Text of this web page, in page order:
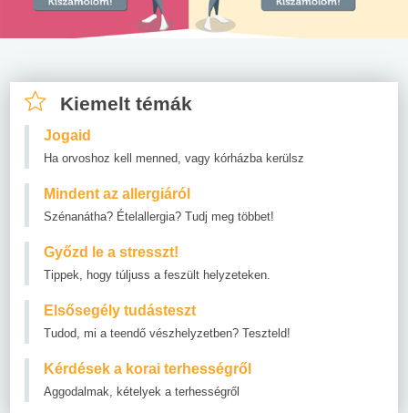
Kiemelt témák
Jogaid
Ha orvoshoz kell menned, vagy kórházba kerülsz
Mindent az allergiáról
Szénanátha? Ételallergia? Tudj meg többet!
Győzd le a stresszt!
Tippek, hogy túljuss a feszült helyzeteken.
Elsősegély tudásteszt
Tudod, mi a teendő vészhelyzetben? Teszteld!
Kérdések a korai terhességről
Aggodalmak, kételyek a terhességről